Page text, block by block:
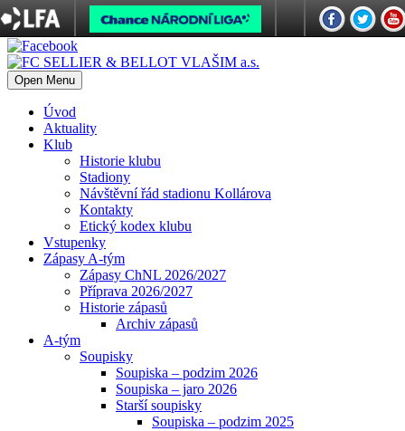
Open Menu
Úvod
Aktuality
Klub
Historie klubu
Stadiony
Návštěvní řád stadionu Kollárova
Kontakty
Etický kodex klubu
Vstupenky
Zápasy A-tým
Zápasy ChNL 2026/2027
Příprava 2026/2027
Historie zápasů
Archiv zápasů
A-tým
Soupisky
Soupiska – podzim 2026
Soupiska – jaro 2026
Starší soupisky
Soupiska – podzim 2025